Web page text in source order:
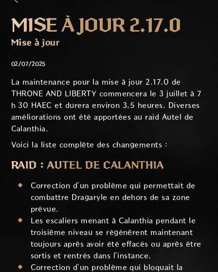
MISE À JOUR 2.17.0
Mise à jour
02/07/2025
La maintenance pour la mise à jour 2.17.0 de
THRONE AND LIBERTY commencera le 3 juillet à 7
h 30 HAEC et durera environ 3,5 heures. Diverses
améliorations ont été apportées au raid Autel de
Calanthia.
Voici la liste complète des changements :
RAID : AUTEL DE CALANTHIA
Correction d’un problème qui permettait de
combattre Dragaryle en dehors de sa zone
prévue.
Les escaliers menant à Calanthia pendant le
troisième niveau se régénèrent maintenant
toujours après avoir été effacés ou après être
sortis et rentrés dans l’instance.
Correction d’un problème qui bloquait la